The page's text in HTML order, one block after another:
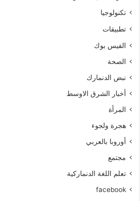
تكنولوجيا
تطبيقات
الفيس بوك
الصحة
نبض الدنمارك
أخبار الشرق الاوسط
المرأة
هجرة ولجوء
أوروبا بالعربي
مجتمع
تعلم اللغة الدنماركية
facebook